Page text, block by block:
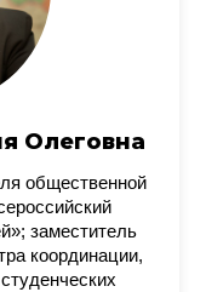
Олеговна
общественной
заместитель
координации,